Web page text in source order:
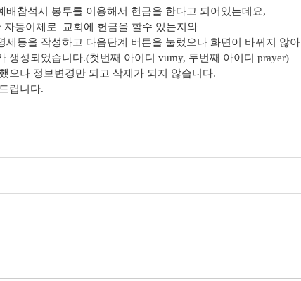
배참석시 봉투를 이용해서 헌금을 한다고 되어있는데요,
자동이체로 교회에 헌금을 할수 있는지와
세등을 작성하고 다음단계 버튼을 눌렀으나 화면이 바뀌지 않아
생성되었습니다.(첫번째 아이디 vumy, 두번째 아이디 prayer)
으나 정보변경만 되고 삭제가 되지 않습니다.
립니다.